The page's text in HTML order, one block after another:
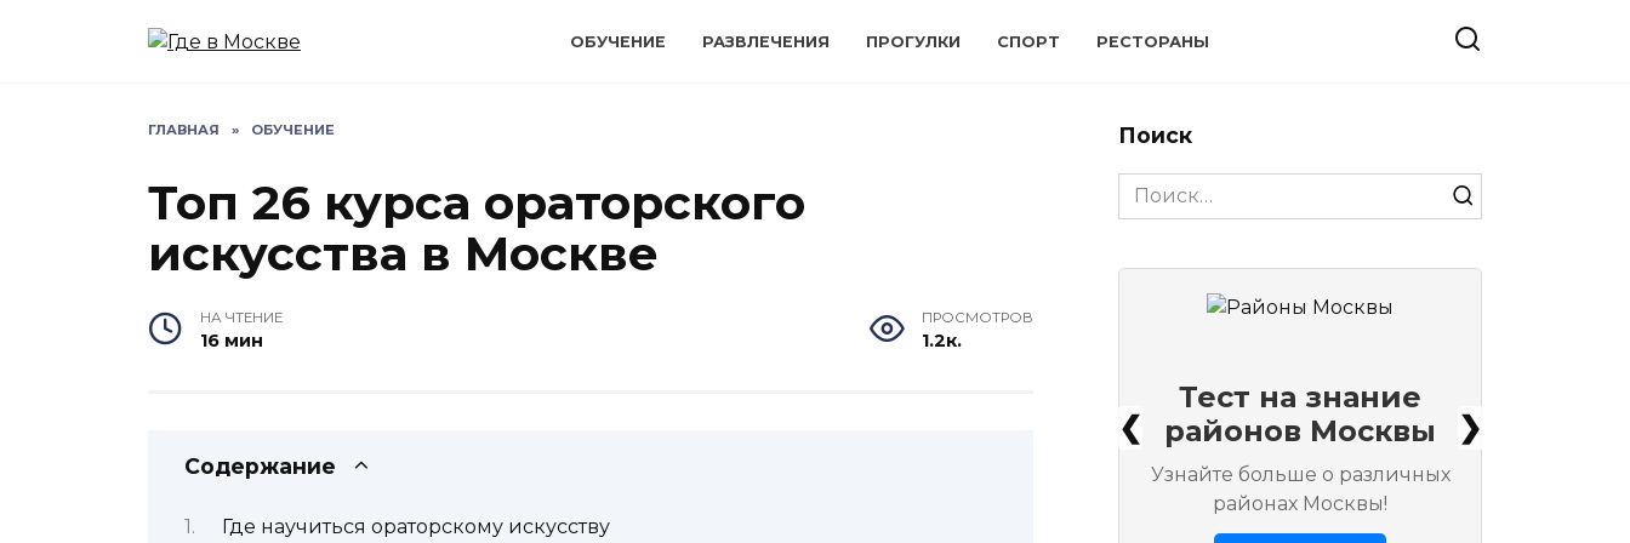
ОБУЧЕНИЕ РАЗВЛЕЧЕНИЯ ПРОГУЛКИ СПОРТ РЕСТОРАНЫ
ГЛАВНАЯ » ОБУЧЕНИЕ
Топ 26 курса ораторского
искусства в Москве
НА ЧТЕНИЕ
16 мин
ПРОСМОТРОВ
1.2к.
Содержание
Где научиться ораторскому искусству
Поиск
Search
for:
❮ ❯
Тест на знание
районов Москвы
Узнайте больше о различных
районах Москвы!